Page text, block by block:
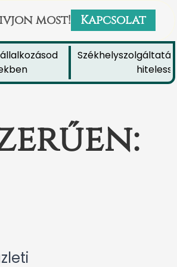
most! Kapcsolat
Székhelyszolgáltatás:
hitelességét